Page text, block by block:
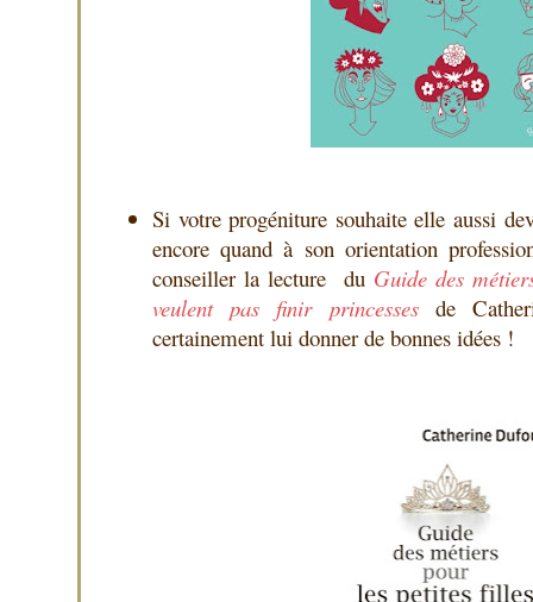
Si votre progéniture souhaite elle aussi
encore quand à son orientation
conseiller la lecture du Guide des
veulent pas finir princessesde
certainement lui donner de bonnes idées !